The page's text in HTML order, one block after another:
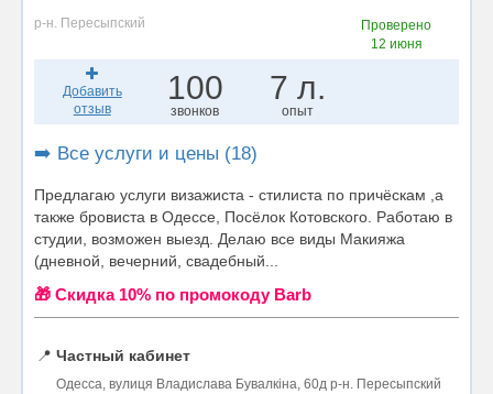
р-н. Пересыпский
Проверено
12 июня
Добавить
отзыв
100
звонков
7 л.
опыт
➡️ Все услуги и цены (18)
Предлагаю услуги визажиста - стилиста по причёскам ,а
также бровиста в Одессе, Посёлок Котовского. Работаю в
студии, возможен выезд. Делаю все виды Макияжа
(дневной, вечерний, свадебный...
🎁 Cкидка 10% по промокоду Barb
📍 Частный кабинет
Одесса, вулиця Владислава Бувалкіна, 60д р-н. Пересыпский